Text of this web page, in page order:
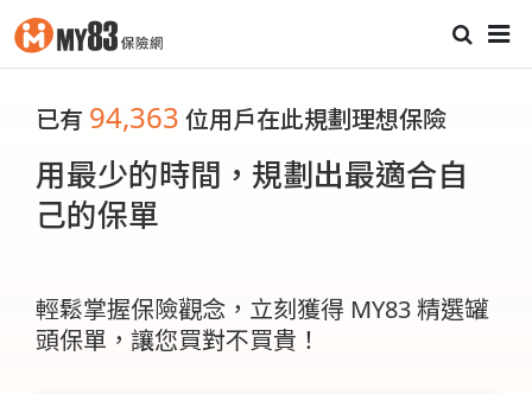
已有 94,363 位用戶在此規劃理想保險
用最少的時間，規劃出最適合自
己的保單
輕鬆掌握保險觀念，立刻獲得 MY83 精選罐
頭保單，讓您買對不買貴！